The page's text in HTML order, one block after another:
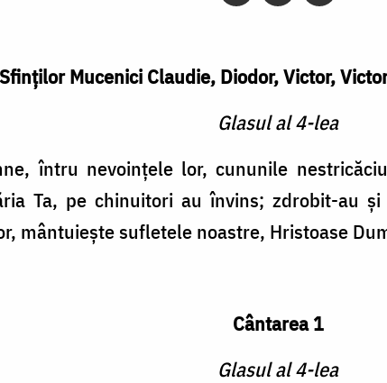
Mucenici Claudie, Diodor, Victor,
Glasul al 4-lea
întru nevoinţele lor, cununile
Ta, pe chinuitori au învins; zdrobit-au
mântuieşte sufletele noastre, Hristoase
Cântarea 1
Glasul al 4-lea